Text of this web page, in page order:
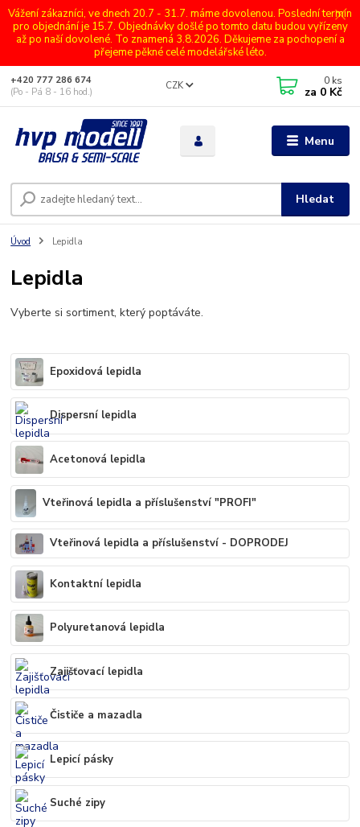
Vážení zákazníci, ve dnech 20.7 - 31.7. máme dovolenou. Poslední termín
pro objednání je 15.7. Objednávky došlé po tomto datu budou vyřízeny
až po naší dovolené. To znamená 3.8.2026. Děkujeme za pochopení a
přejeme pěkné celé modelářské léto.
Menu
CZK
Hledat
+420 777 286 674
(Po - Pá 8 - 16 hod.)
0 ks
za 0 Kč
Úvod Lepidla
Lepidla
Vyberte si sortiment, který poptáváte.
Epoxidová lepidla
Dispersní lepidla
Acetonová lepidla
Vteřinová lepidla a příslušenství "PROFI"
Vteřinová lepidla a příslušenství - DOPRODEJ
Kontaktní lepidla
Polyuretanová lepidla
Zajišťovací lepidla
Čističe a mazadla
Lepicí pásky
Suché zipy